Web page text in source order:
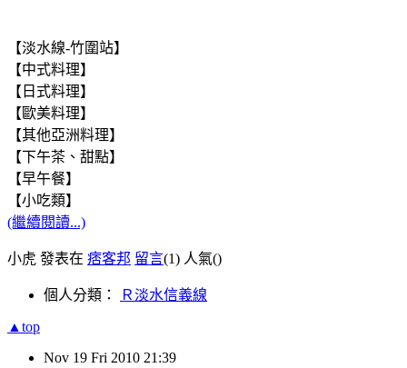
【淡水線-竹圍站】
【中式料理】
【日式料理】
【歐美料理】
【其他亞洲料理】
【下午茶、甜點】
【早午餐】
【小吃類】
(繼續閱讀...)
小虎 發表在 痞客邦 留言(1) 人氣()
個人分類： Ｒ淡水信義線
▲top
Nov 19 Fri 2010 21:39